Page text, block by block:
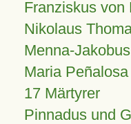
Franziskus von
Nikolaus
Menna-Jakobus
Maria Peñalosa
17 Märtyrer
Pinnadus und